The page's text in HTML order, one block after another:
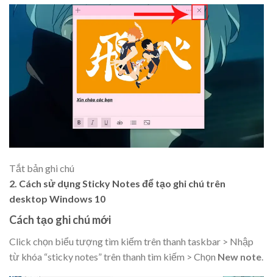
Tắt bản ghi chú
2. Cách sử dụng Sticky Notes để tạo ghi chú trên
desktop Windows 10
Cách tạo ghi chú mới
Click chọn biểu tượng tìm kiếm trên thanh taskbar > Nhập
từ khóa “sticky notes” trên thanh tìm kiếm > Chọn New note